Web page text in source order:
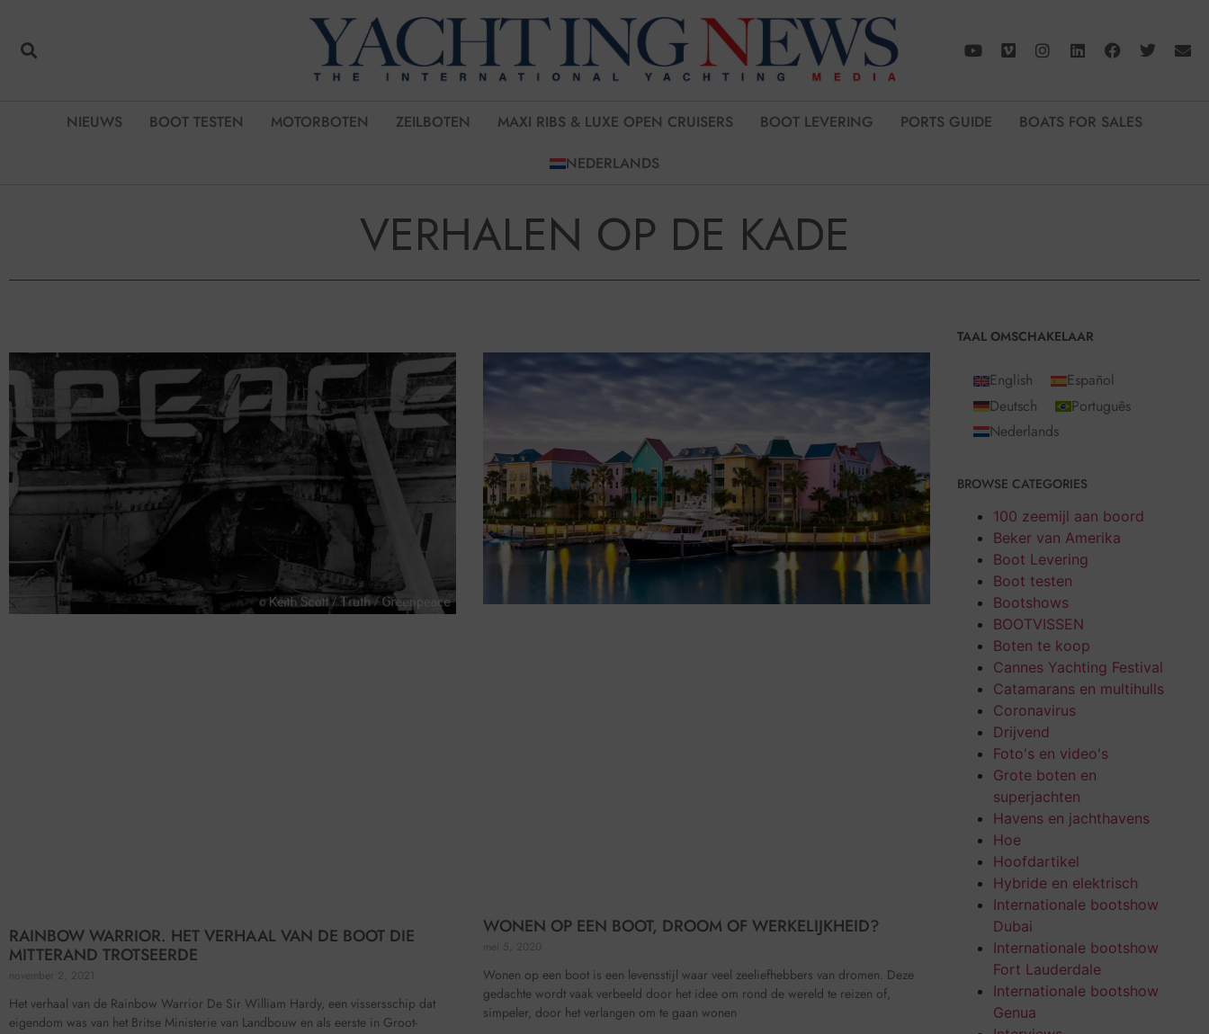
NIEUWS BOOT TESTEN MOTORBOTEN ZEILBOTEN MAXI RIBS & LUXE OPEN CRUISERS BOOT LEVERING PORTS GUIDE
BOATS FOR SALES
NEDERLANDS
VERHALEN OP DE KADE
RAINBOW WARRIOR. HET VERHAAL VAN DE BOOT DIE
MITTERAND TROTSEERDE
november 2, 2021
Het verhaal van de Rainbow Warrior De Sir William Hardy, een vissersschip dat
eigendom was van het Britse Ministerie van Landbouw en als eerste in Groot-
WONEN OP EEN BOOT, DROOM OF WERKELIJKHEID?
mei 5, 2020
Wonen op een boot is een levensstijl waar veel zeeliefhebbers van dromen. Deze
gedachte wordt vaak verbeeld door het idee om rond de wereld te reizen of,
simpeler, door het verlangen om te gaan wonen
TAAL OMSCHAKELAAR
English
Español
Deutsch
Português
Nederlands
BROWSE CATEGORIES
100 zeemijl aan boord
Beker van Amerika
Boot Levering
Boot testen
Bootshows
BOOTVISSEN
Boten te koop
Cannes Yachting Festival
Catamarans en multihulls
Coronavirus
Drijvend
Foto's en video's
Grote boten en
superjachten
Havens en jachthavens
Hoe
Hoofdartikel
Hybride en elektrisch
Internationale bootshow
Dubai
Internationale bootshow
Fort Lauderdale
Internationale bootshow
Genua